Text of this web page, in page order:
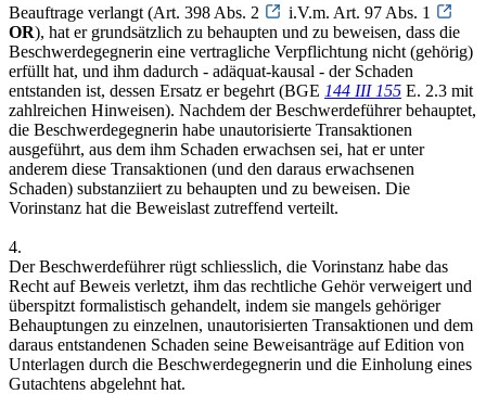
Beauftrage verlangt (Art. 398 Abs. 2
i.V.m. Art. 97 Abs. 1
OR), hat er grundsätzlich zu behaupten und zu beweisen, dass die
Beschwerdegegnerin eine vertragliche Verpflichtung nicht (gehörig)
erfüllt hat, und ihm dadurch - adäquat-kausal - der Schaden
entstanden ist, dessen Ersatz er begehrt (BGE 144 III 155 E. 2.3 mit
zahlreichen Hinweisen). Nachdem der Beschwerdeführer behauptet,
die Beschwerdegegnerin habe unautorisierte Transaktionen
ausgeführt, aus dem ihm Schaden erwachsen sei, hat er unter
anderem diese Transaktionen (und den daraus erwachsenen
Schaden) substanziiert zu behaupten und zu beweisen. Die
Vorinstanz hat die Beweislast zutreffend verteilt.
4.
Der Beschwerdeführer rügt schliesslich, die Vorinstanz habe das
Recht auf Beweis verletzt, ihm das rechtliche Gehör verweigert und
überspitzt formalistisch gehandelt, indem sie mangels gehöriger
Behauptungen zu einzelnen, unautorisierten Transaktionen und dem
daraus entstandenen Schaden seine Beweisanträge auf Edition von
Unterlagen durch die Beschwerdegegnerin und die Einholung eines
Gutachtens abgelehnt hat.